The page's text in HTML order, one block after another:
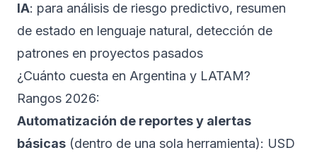
IA: para análisis de riesgo predictivo, resumen
de estado en lenguaje natural, detección de
patrones en proyectos pasados
¿Cuánto cuesta en Argentina y LATAM?
Rangos 2026:
Automatización de reportes y alertas
básicas (dentro de una sola herramienta): USD